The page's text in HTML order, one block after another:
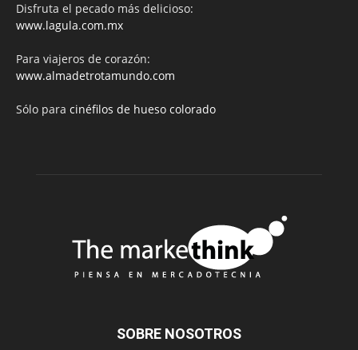
Disfruta el pecado más delicioso:
www.lagula.com.mx
Para viajeros de corazón:
www.almadetrotamundo.com
Sólo para cinéfilos de hueso colorado
SOBRE NOSOTROS